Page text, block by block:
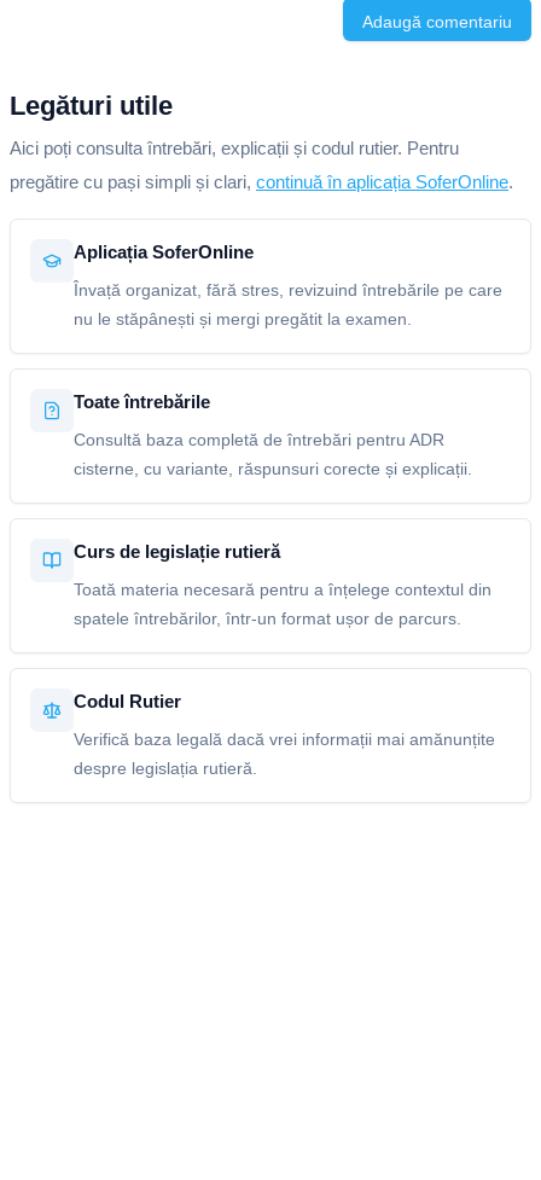
Adaugă comentariu
Legături utile
Aici poți consulta întrebări, explicații și codul rutier. Pentru
pregătire cu pași simpli și clari, continuă în aplicația SoferOnline.
Aplicația SoferOnline
Învață organizat, fără stres, revizuind întrebările pe care
nu le stăpânești și mergi pregătit la examen.
Toate întrebările
Consultă baza completă de întrebări pentru ADR
cisterne, cu variante, răspunsuri corecte și explicații.
Curs de legislație rutieră
Toată materia necesară pentru a înțelege contextul din
spatele întrebărilor, într-un format ușor de parcurs.
Codul Rutier
Verifică baza legală dacă vrei informații mai amănunțite
despre legislația rutieră.